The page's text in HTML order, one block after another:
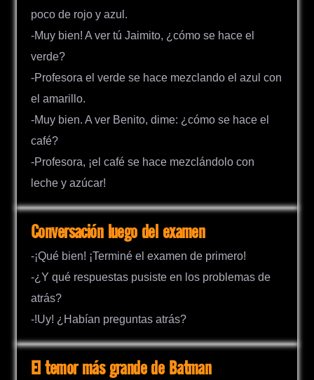
poco de rojo y azul.
-Muy bien! A ver tú Jaimito, ¿cómo se hace el
verde?
-Profesora el verde se hace mezclando el azul con
el amarillo.
-Muy bien. A ver Benito, dime: ¿cómo se hace el
café?
-Profesora, ¡el café se hace mezclándolo con
leche y azúcar!
Conversación luego del examen
-¡Qué bien! ¡Terminé el examen de primero!
-¿Y qué respuestas pusiste en los problemas de
atrás?
-!Uy! ¿Habían preguntas atrás?
El temor más grande de Batman